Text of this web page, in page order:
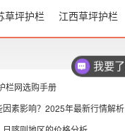
草坪护栏 江西草坪护栏
栏网选购手册
素影响？2025年最新行情解析